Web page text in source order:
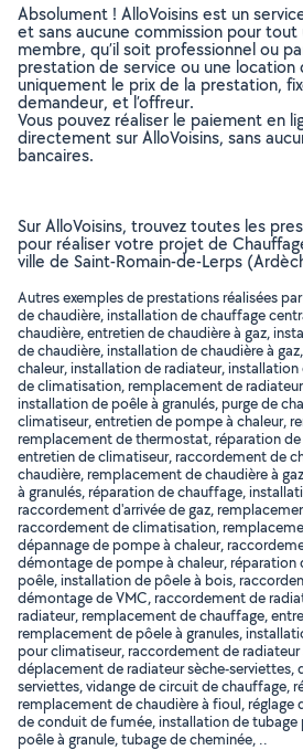
Absolument ! AlloVoisins est un
et sans aucune commission pour
membre, qu’il soit professionnel ou
prestation de service ou une location
uniquement le prix de la prestation,
demandeur, et l’offreur.
Vous pouvez réaliser le paiement en
directement sur AlloVoisins, sans
bancaires.
Sur AlloVoisins, trouvez toutes les
pour réaliser votre projet de
ville de Saint-Romain-de-Lerps
Autres exemples de prestations réalisées
de chaudière, installation de chauffage
chaudière, entretien de chaudière à gaz,
de chaudière, installation de chaudière à
chaleur, installation de radiateur,
de climatisation, remplacement de
installation de poêle à granulés, purge de
climatiseur, entretien de pompe à chaleur,
remplacement de thermostat, réparation
entretien de climatiseur, raccordement de
chaudière, remplacement de chaudière à
à granulés, réparation de chauffage,
raccordement d'arrivée de gaz,
raccordement de climatisation,
dépannage de pompe à chaleur,
démontage de pompe à chaleur,
poêle, installation de pôele à bois,
démontage de VMC, raccordement de
radiateur, remplacement de chauffage,
remplacement de pôele à granules,
pour climatiseur, raccordement de radiateur
déplacement de radiateur sèche-serviettes,
serviettes, vidange de circuit de chauffage,
remplacement de chaudière à fioul, réglage
de conduit de fumée, installation de
poêle à granule, tubage de cheminée, ..